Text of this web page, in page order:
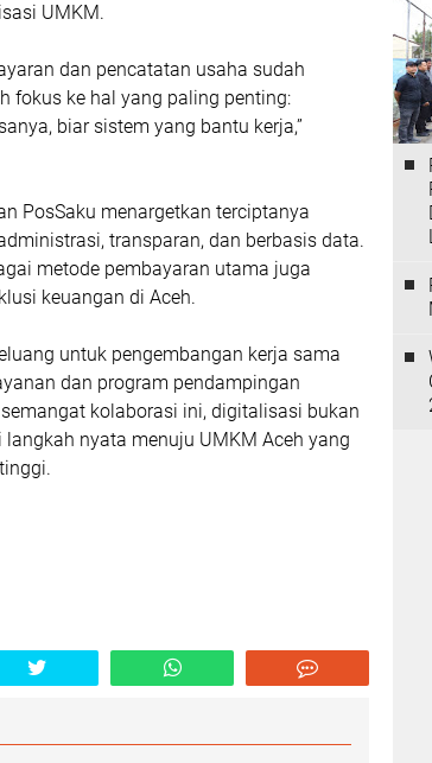
UMKM.
dan pencatatan usaha sudah
fokus ke hal yang paling penting:
biar sistem yang bantu kerja,”
PosSaku menargetkan terciptanya
transparan, dan berbasis data.
metode pembayaran utama juga
keuangan di Aceh.
untuk pengembangan kerja sama
dan program pendampingan
kolaborasi ini, digitalisasi bukan
nyata menuju UMKM Aceh yang